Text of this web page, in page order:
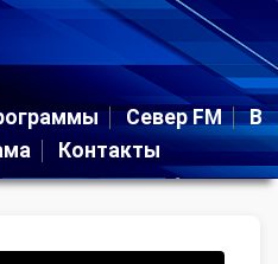
Север FM
В
Контакты